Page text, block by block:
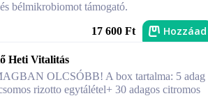
bélmikrobiomot támogató.
17 600 Ft Hozzáad
Heti Vitalitás
OLCSÓBB! A box tartalma: 5 adag
rizotto egytálétel+ 30 adagos citromos